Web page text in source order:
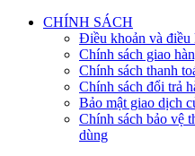
CHÍNH SÁCH
Điều khoản và điều
Chính sách giao
Chính sách thanh
Chính sách đổi trả
Bảo mật giao dịch
Chính sách bảo vệ
dùng